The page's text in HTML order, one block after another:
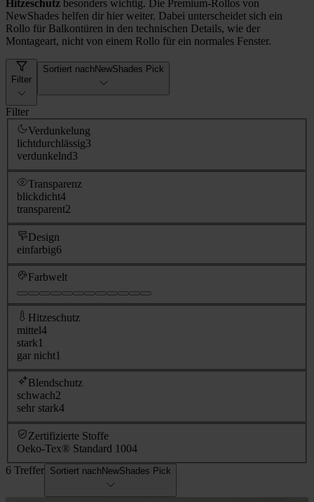
Hitzeschutz besonders wichtig. Die Premium-Rollos von
NewShades helfen dir hier weiter. Dabei unterscheidet sich ein
Rollo für Balkontüren in den technischen Details, wie der
Montageart, nicht von einem Rollo für ein normales Fenster.
Filter
Sortiert nachNewShades Pick
Filter
Verdunkelung
lichtdurchlässig3
verdunkelnd3
Transparenz
blickdicht4
transparent2
Design
einfarbig6
Farbwelt
Hitzeschutz
mittel4
stark1
gar nicht1
Blendschutz
schwach2
sehr stark4
Zertifizierte Stoffe
Oeko-Tex® Standard 1004
6 Treffer Sortiert nachNewShades Pick